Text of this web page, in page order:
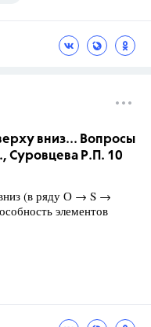
вниз... Вопросы
Суровцева Р.П. 10
(в ряду О → S →
элементов